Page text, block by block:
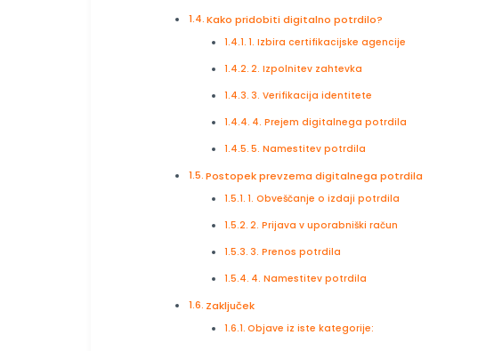
Kako pridobiti digitalno potrdilo?
1. Izbira certifikacijske agencije
2. Izpolnitev zahtevka
3. Verifikacija identitete
4. Prejem digitalnega potrdila
5. Namestitev potrdila
Postopek prevzema digitalnega potrdila
1. Obveščanje o izdaji potrdila
2. Prijava v uporabniški račun
3. Prenos potrdila
4. Namestitev potrdila
Zaključek
Objave iz iste kategorije: